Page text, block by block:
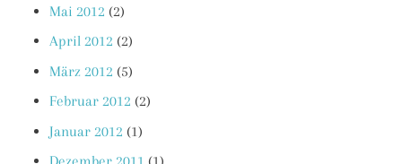
Mai 2012 (2)
April 2012 (2)
März 2012 (5)
Februar 2012 (2)
Januar 2012 (1)